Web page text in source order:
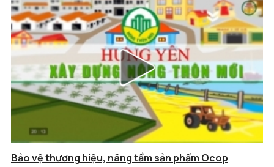
Bảo vệ thương hiệu, nâng tầm sản phẩm Ocop